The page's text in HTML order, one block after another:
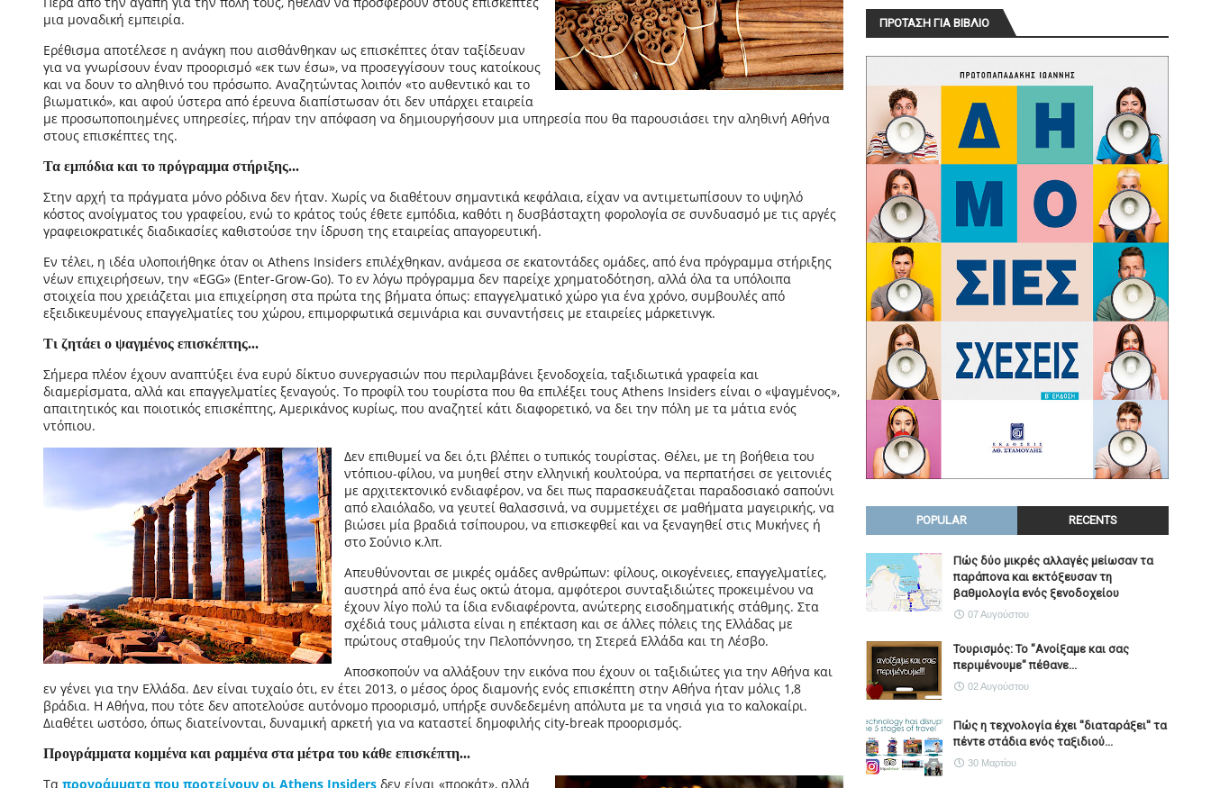
μια μοναδική εμπειρία.
Ερέθισμα αποτέλεσε η ανάγκη που αισθάνθηκαν ως επισκέπτες όταν ταξίδευαν
για να γνωρίσουν έναν προορισμό «εκ των έσω», να προσεγγίσουν τους κατοίκους
και να δουν το αληθινό του πρόσωπο. Αναζητώντας λοιπόν «το αυθεντικό και το
βιωματικό», και αφού ύστερα από έρευνα διαπίστωσαν ότι δεν υπάρχει εταιρεία
με προσωποποιημένες υπηρεσίες, πήραν την απόφαση να δημιουργήσουν μια υπηρεσία που θα παρουσιάσει την αληθινή Αθήνα
στους επισκέπτες της.
Τα εμπόδια και το πρόγραμμα στήριξης...
Στην αρχή τα πράγματα μόνο ρόδινα δεν ήταν. Χωρίς να διαθέτουν σημαντικά κεφάλαια, είχαν να αντιμετωπίσουν το υψηλό
κόστος ανοίγματος του γραφείου, ενώ το κράτος τούς έθετε εμπόδια, καθότι η δυσβάσταχτη φορολογία σε συνδυασμό με τις αργές
γραφειοκρατικές διαδικασίες καθιστούσε την ίδρυση της εταιρείας απαγορευτική.
Εν τέλει, η ιδέα υλοποιήθηκε όταν οι Athens Insiders επιλέχθηκαν, ανάμεσα σε εκατοντάδες ομάδες, από ένα πρόγραμμα στήριξης
νέων επιχειρήσεων, την «EGG» (Enter-Grow-Go). Το εν λόγω πρόγραμμα δεν παρείχε χρηματοδότηση, αλλά όλα τα υπόλοιπα
στοιχεία που χρειάζεται μια επιχείρηση στα πρώτα της βήματα όπως: επαγγελματικό χώρο για ένα χρόνο, συμβουλές από
εξειδικευμένους επαγγελματίες του χώρου, επιμορφωτικά σεμινάρια και συναντήσεις με εταιρείες μάρκετινγκ.
Τι ζητάει ο ψαγμένος επισκέπτης...
Σήμερα πλέον έχουν αναπτύξει ένα ευρύ δίκτυο συνεργασιών που περιλαμβάνει ξενοδοχεία, ταξιδιωτικά γραφεία και
διαμερίσματα, αλλά και επαγγελματίες ξεναγούς. Το προφίλ του τουρίστα που θα επιλέξει τους Athens Insiders είναι ο «ψαγμένος»,
απαιτητικός και ποιοτικός επισκέπτης, Αμερικάνος κυρίως, που αναζητεί κάτι διαφορετικό, να δει την πόλη με τα μάτια ενός
ντόπιου.
Δεν επιθυμεί να δει ό,τι βλέπει ο τυπικός τουρίστας. Θέλει, με τη βοήθεια του
ντόπιου-φίλου, να μυηθεί στην ελληνική κουλτούρα, να περπατήσει σε γειτονιές
με αρχιτεκτονικό ενδιαφέρον, να δει πως παρασκευάζεται παραδοσιακό σαπούνι
από ελαιόλαδο, να γευτεί θαλασσινά, να συμμετέχει σε μαθήματα μαγειρικής, να
βιώσει μία βραδιά τσίπουρου, να επισκεφθεί και να ξεναγηθεί στις Μυκήνες ή
στο Σούνιο κ.λπ.
Απευθύνονται σε μικρές ομάδες ανθρώπων: φίλους, οικογένειες, επαγγελματίες,
αυστηρά από ένα έως οκτώ άτομα, αμφότεροι συνταξιδιώτες προκειμένου να
έχουν λίγο πολύ τα ίδια ενδιαφέροντα, ανώτερης εισοδηματικής στάθμης. Στα
σχέδιά τους μάλιστα είναι η επέκταση και σε άλλες πόλεις της Ελλάδας με
πρώτους σταθμούς την Πελοπόννησο, τη Στερεά Ελλάδα και τη Λέσβο.
Αποσκοπούν να αλλάξουν την εικόνα που έχουν οι ταξιδιώτες για την Αθήνα και
εν γένει για την Ελλάδα. Δεν είναι τυχαίο ότι, εν έτει 2013, ο μέσος όρος διαμονής ενός επισκέπτη στην Αθήνα ήταν μόλις 1,8
βράδια. Η Αθήνα, που τότε δεν αποτελούσε αυτόνομο προορισμό, υπήρξε συνδεδεμένη απόλυτα με τα νησιά για το καλοκαίρι.
Διαθέτει ωστόσο, όπως διατείνονται, δυναμική αρκετή για να καταστεί δημοφιλής city-break προορισμός.
Προγράμματα κομμένα και ραμμένα στα μέτρα του κάθε επισκέπτη...
Τα προγράμματα που προτείνουν οι Athens Insidersδεν είναι «προκάτ», αλλά
ΠΡΟΤΑΣΗ ΓΙΑ ΒΙΒΛΙΟ
POPULAR RECENTS
Πώς δύο μικρές αλλαγές μείωσαν τα
παράπονα και εκτόξευσαν τη
βαθμολογία ενός ξενοδοχείου
07 Αυγούστου
Τουρισμός: Το "Ανοίξαμε και σας
περιμένουμε" πέθανε...
02 Αυγούστου
Πώς η τεχνολογία έχει ''διαταράξει'' τα
πέντε στάδια ενός ταξιδιού...
30 Μαρτίου